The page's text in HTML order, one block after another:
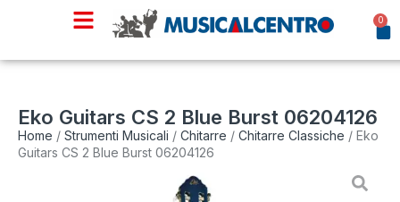
0
Eko Guitars CS 2 Blue Burst 06204126
Home / Strumenti Musicali / Chitarre / Chitarre Classiche / Eko
Guitars CS 2 Blue Burst 06204126